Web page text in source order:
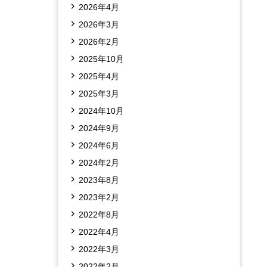
2026年4月
2026年3月
2026年2月
2025年10月
2025年4月
2025年3月
2024年10月
2024年9月
2024年6月
2024年2月
2023年8月
2023年2月
2022年8月
2022年4月
2022年3月